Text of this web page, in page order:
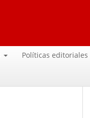
Políticas editoriales